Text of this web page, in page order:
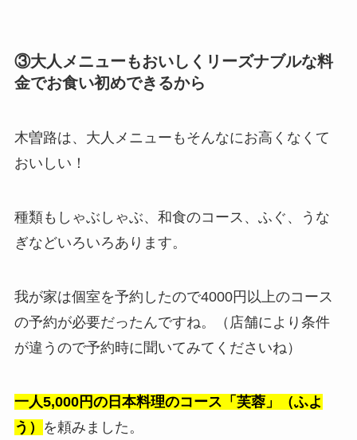
③大人メニューもおいしくリーズナブルな料
金でお食い初めできるから
木曽路は、大人メニューもそんなにお高くなくて
おいしい！
種類もしゃぶしゃぶ、和食のコース、ふぐ、うな
ぎなどいろいろあります。
我が家は個室を予約したので4000円以上のコース
の予約が必要だったんですね。（店舗により条件
が違うので予約時に聞いてみてくださいね）
一人5,000円の日本料理のコース「芙蓉」（ふよ
う）
を頼みました。